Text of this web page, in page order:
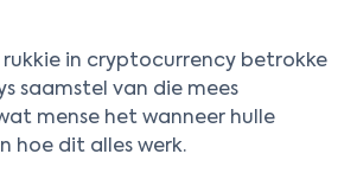
rukkie in cryptocurrency betrokke
saamstel van die mees
mense het wanneer hulle
hoe dit alles werk.